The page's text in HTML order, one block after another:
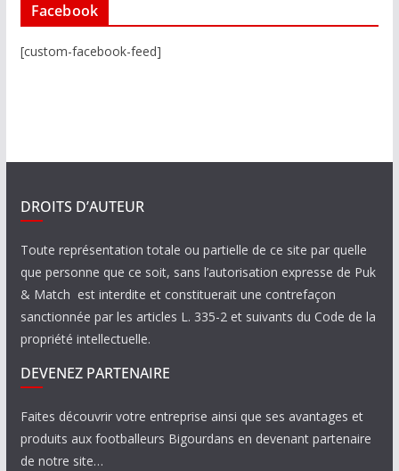
Facebook
[custom-facebook-feed]
DROITS D’AUTEUR
Toute représentation totale ou partielle de ce site par quelle
que personne que ce soit, sans l’autorisation expresse de Puk
& Match est interdite et constituerait une contrefaçon
sanctionnée par les articles L. 335-2 et suivants du Code de la
propriété intellectuelle.
DEVENEZ PARTENAIRE
Faites découvrir votre entreprise ainsi que ses avantages et
produits aux footballeurs Bigourdans en devenant partenaire
de notre site…